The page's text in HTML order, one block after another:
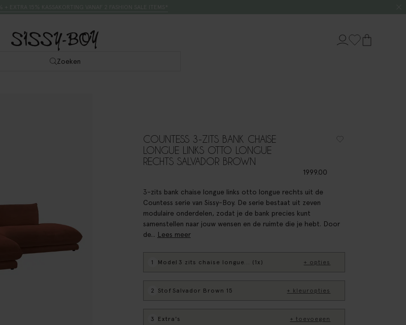
Zoeken
COUNTESS 3-ZITS BANK CHAISE
LONGUE LINKS OTTO LONGUE
RECHTS SALVADOR BROWN
1999.00
3-zits bank chaise longue links otto longue rechts uit de
Countess serie van Sissy-Boy. De serie bestaat uit zeven
modulaire onderdelen, zodat je de bank precies kunt
samenstellen naar jouw wensen en de ruimte die je hebt. Door
de... Lees meer
1 Model
: 3 zits chaise longue... (1x) + opties
2 Stof: Salvador Brown 15 + kleuropties
3 Extra's + toevoegen